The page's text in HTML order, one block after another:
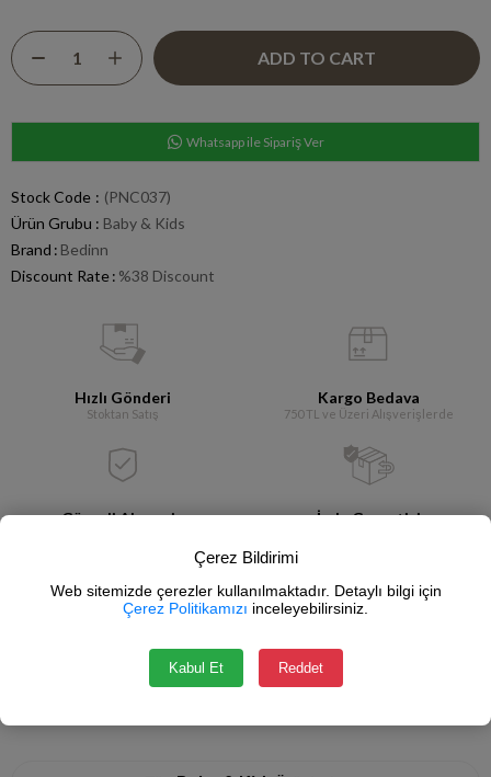
Whatsapp ile Sipariş Ver
Stock Code
(PNC037)
Ürün Grubu : Baby & Kids
Brand : Bedinn
Discount Rate: %38 Discount
Hızlı Gönderi
Stoktan Satış
Kargo Bedava
750 TL ve Üzeri Alışverişlerde
Güvenli Alışveriş İade Garantisi
Add to Collection
Notify me when the price goes down
Write a comment
Çerez Bildirimi
Web sitemizde çerezler kullanılmaktadır. Detaylı bilgi için
Çerez Politikamızı inceleyebilirsiniz.
Kabul Et Reddet